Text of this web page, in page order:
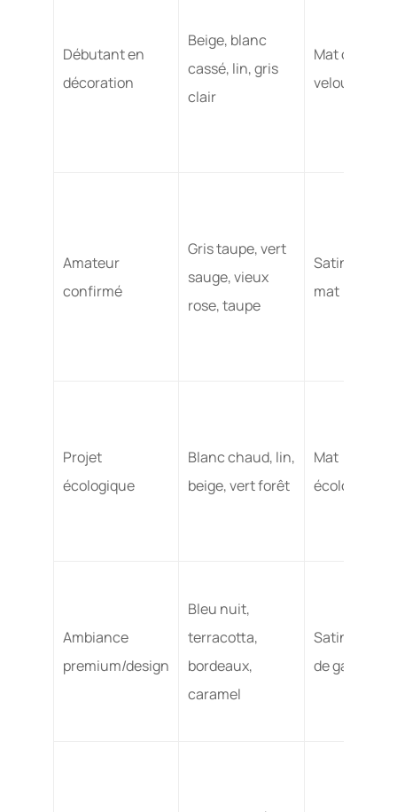
Débutant en
décoration
Beige, blanc
cassé, lin, gris
clair
Mat ou
velours
Amateur
confirmé
Gris taupe, vert
sauge, vieux
rose, taupe
Satin ou
mat
Projet
écologique
Blanc chaud, lin,
beige, vert forêt
Mat
écologique
Ambiance
premium/design
Bleu nuit,
terracotta,
bordeaux,
caramel
Satin haut
de gamme